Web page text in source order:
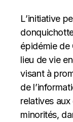
L’initiative
épidémie de
lieu de vie
visant à
de
relatives
minorités,